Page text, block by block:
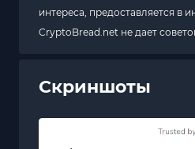
интереса, предоставляется в
CryptoBread.net не дает
Скриншоты